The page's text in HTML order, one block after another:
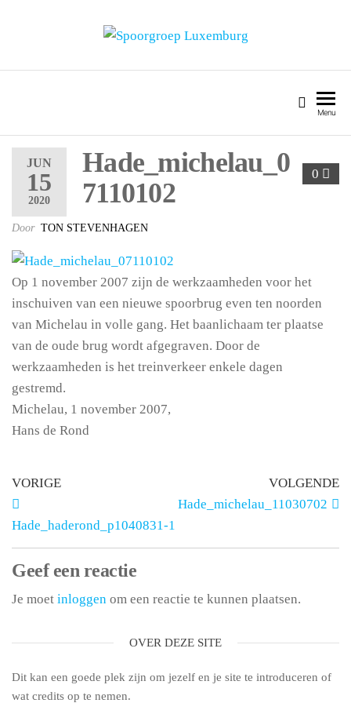
Menu
JUN
15
2020
0
Hade_michelau_0
7110102
Door TON STEVENHAGEN
Op 1 november 2007 zijn de werkzaamheden voor het
inschuiven van een nieuwe spoorbrug even ten noorden
van Michelau in volle gang. Het baanlichaam ter plaatse
van de oude brug wordt afgegraven. Door de
werkzaamheden is het treinverkeer enkele dagen
gestremd.
Michelau, 1 november 2007,
Hans de Rond
VORIGE
Hade_haderond_p1040831-1
VOLGENDE
Hade_michelau_11030702
Geef een reactie
Je moet inloggen om een reactie te kunnen plaatsen.
OVER DEZE SITE
Dit kan een goede plek zijn om jezelf en je site te introduceren of
wat credits op te nemen.